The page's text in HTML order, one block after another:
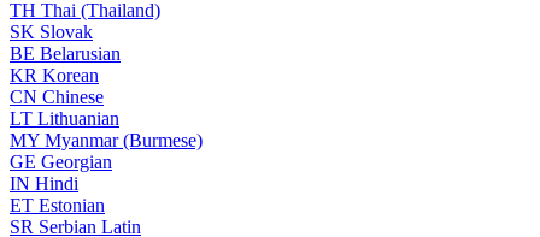
TH Thai (Thailand)
SK Slovak
BE Belarusian
KR Korean
CN Chinese
LT Lithuanian
MY Myanmar (Burmese)
GE Georgian
IN Hindi
ET Estonian
SR Serbian Latin